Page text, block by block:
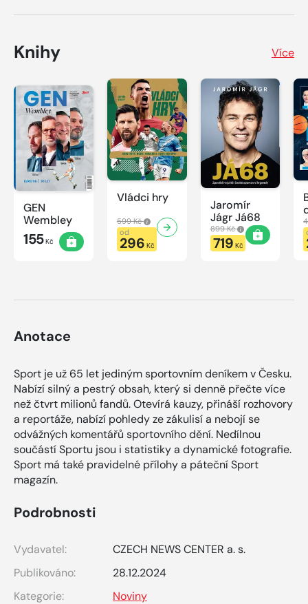
Knihy Více
GEN
Wembley
155Kč
Vládci hry
599 Kč
od
296 Kč
Jaromír
Jágr Já68
899 Kč
719 Kč
Anotace
Sport je už 65 let jediným sportovním deníkem v Česku.
Nabízí silný a pestrý obsah, který si denně přečte více
než čtvrt milionů fandů. Otevírá kauzy, přináší rozhovory
a reportáže, nabízí pohledy ze zákulisí a nebojí se
odvážných komentářů sportovního dění. Nedílnou
součástí Sportu jsou i statistiky a dynamické fotografie.
Sport má také pravidelné přílohy a páteční Sport
magazín.
Podrobnosti
Vydavatel:
CZECH NEWS CENTER a. s.
Publikováno:
28.12.2024
Kategorie:
Noviny